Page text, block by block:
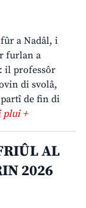
a Nadâl, i
furlan a
il professôr
di svolâ,
de fin di
plui +
AL
2026